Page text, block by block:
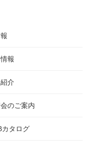
報
介
のご案内
カタログ